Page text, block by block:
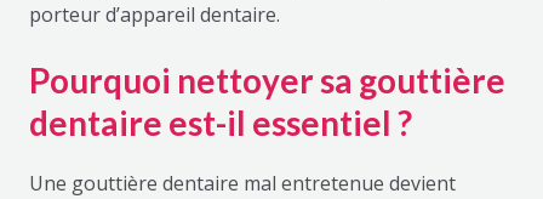
porteur d’appareil dentaire.
Pourquoi nettoyer sa gouttière
dentaire est-il essentiel ?
Une gouttière dentaire mal entretenue devient